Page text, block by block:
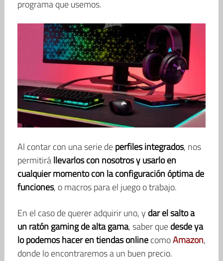
programa que usemos.
Al contar con una serie deperfiles integrados, nos
permitirállevarlos con nosotros y usarlo en
cualquier momento con la configuración óptima de
funciones, o macros para el juego o trabajo.
En el caso de querer adquirir uno, y dar el salto a
un ratón gaming de alta gama, saber quedesde ya
lo podemos hacer en tiendas onlinecomoAmazon,
donde lo encontraremos a un buen precio.